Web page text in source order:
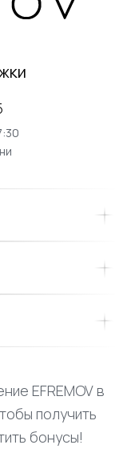
EFREMOV в
получить
бонусы!